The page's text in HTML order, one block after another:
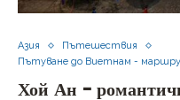
Азия
Пътешествия
Пътуване до Виетнам -
Хой Ан –